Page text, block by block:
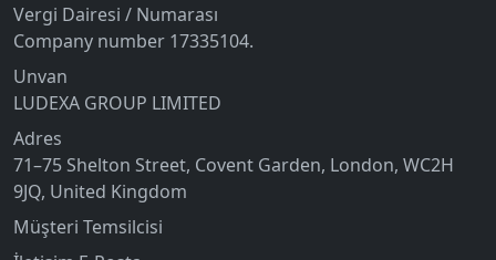
Vergi Dairesi / Numarası
Company number 17335104.
Unvan
LUDEXA GROUP LIMITED
Adres
71–75 Shelton Street, Covent Garden, London, WC2H
9JQ, United Kingdom
Müşteri Temsilcisi